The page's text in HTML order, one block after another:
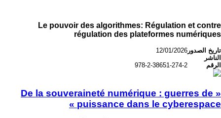
Le pouvoir des algorithmes: Régulation et contre
régulation des plateformes numériques
تاريخ الصدور 12/01/2026
الناشر
الرقم
978-2-38651-274-2
« De la souveraineté numérique : guerres de
puissance dans le cyberespace »